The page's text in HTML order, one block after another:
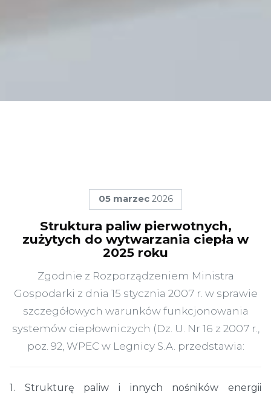
05 marzec2026
Struktura paliw pierwotnych,
zużytych do wytwarzania ciepła w
2025 roku
Zgodnie z Rozporządzeniem Ministra
Gospodarki z dnia 15 stycznia 2007 r. w sprawie
szczegółowych warunków funkcjonowania
systemów ciepłowniczych (Dz. U. Nr 16 z 2007 r.,
poz. 92, WPEC w Legnicy S.A. przedstawia:
1. Strukturę paliw i innych nośników energii